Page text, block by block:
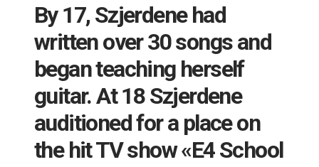
By 17, Szjerdene had
written over 30 songs and
began teaching herself
guitar. At 18 Szjerdene
auditioned for a place on
the hit TV show «E4 School